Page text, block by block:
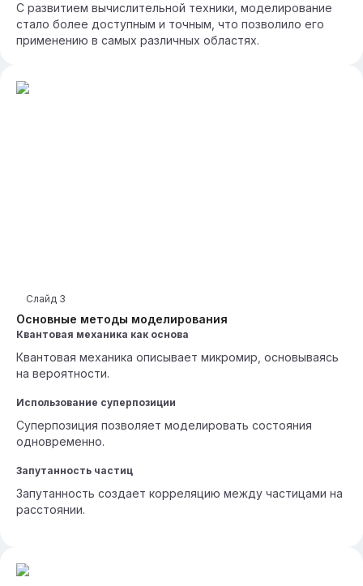
С развитием вычислительной техники, моделирование
стало более доступным и точным, что позволило его
применению в самых различных областях.
Основные методы моделирования
Слайд 3
Квантовая механика как основа
Квантовая механика описывает микромир, основываясь
на вероятности.
Использование суперпозиции
Суперпозиция позволяет моделировать состояния
одновременно.
Запутанность частиц
Запутанность создает корреляцию между частицами на
расстоянии.